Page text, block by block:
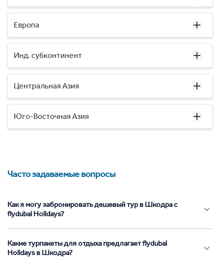
Европа
Инд. субконтинент
Центральная Азия
Юго-Восточная Азия
Часто задаваемые вопросы
Как я могу забронировать дешевый тур в Шкодра с
flydubai Holidays?
Какие турпакеты для отдыха предлагает flydubai
Holidays в Шкодра?